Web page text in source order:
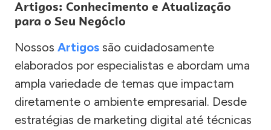
Artigos: Conhecimento e Atualização
para o Seu Negócio
Nossos Artigos são cuidadosamente
elaborados por especialistas e abordam uma
ampla variedade de temas que impactam
diretamente o ambiente empresarial. Desde
estratégias de marketing digital até técnicas